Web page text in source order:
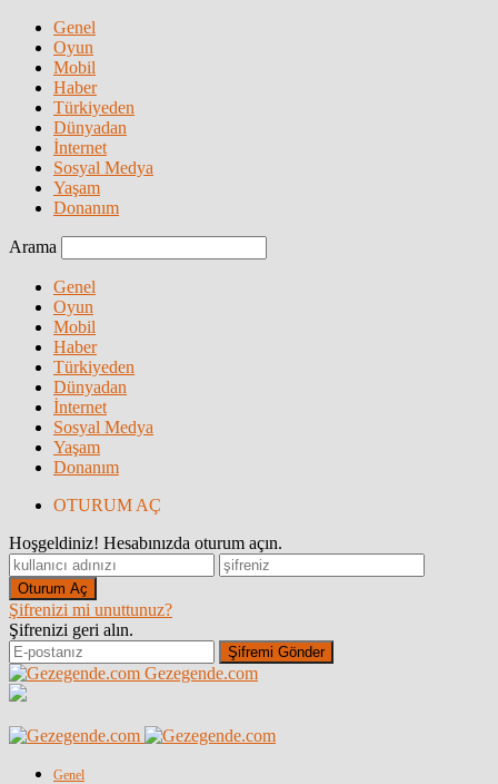
Genel
Oyun
Mobil
Haber
Türkiyeden
Dünyadan
İnternet
Sosyal Medya
Yaşam
Donanım
Arama
Genel
Oyun
Mobil
Haber
Türkiyeden
Dünyadan
İnternet
Sosyal Medya
Yaşam
Donanım
OTURUM AÇ
Hoşgeldiniz! Hesabınızda oturum açın.
Şifrenizi mi unuttunuz?
Şifrenizi geri alın.
Gezegende.com
Genel